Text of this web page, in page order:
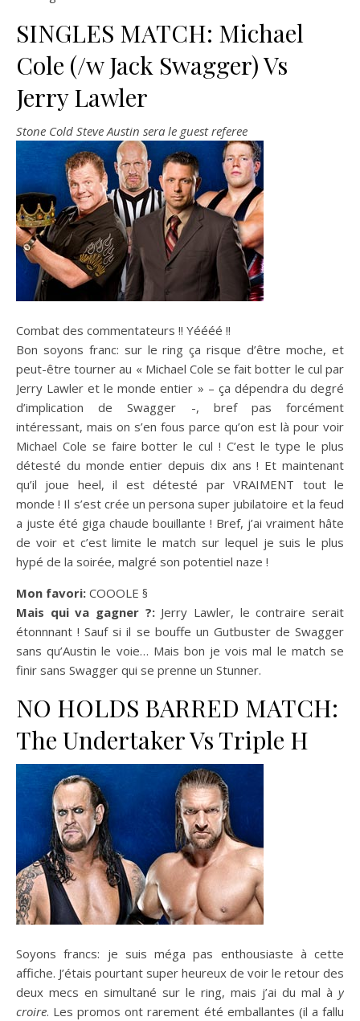
SINGLES MATCH: Michael
Cole (/w Jack Swagger) Vs
Jerry Lawler
Stone Cold Steve Austin sera le guest referee
Combat des commentateurs !! Yéééé !!
Bon soyons franc: sur le ring ça risque d’être moche, et
peut-être tourner au « Michael Cole se fait botter le cul par
Jerry Lawler et le monde entier » – ça dépendra du degré
d’implication de Swagger -, bref pas forcément
intéressant, mais on s’en fous parce qu’on est là pour voir
Michael Cole se faire botter le cul ! C’est le type le plus
détesté du monde entier depuis dix ans ! Et maintenant
qu’il joue heel, il est détesté par VRAIMENT tout le
monde ! Il s’est crée un persona super jubilatoire et la feud
a juste été giga chaude bouillante ! Bref, j’ai vraiment hâte
de voir et c’est limite le match sur lequel je suis le plus
hypé de la soirée, malgré son potentiel naze !
Mon favori: COOOLE §
Mais qui va gagner ?:Jerry Lawler, le contraire serait
étonnnant ! Sauf si il se bouffe un Gutbuster de Swagger
sans qu’Austin le voie… Mais bon je vois mal le match se
finir sans Swagger qui se prenne un Stunner.
NO HOLDS BARRED MATCH:
The Undertaker Vs Triple H
Soyons francs: je suis méga pas enthousiaste à cette
affiche. J’étais pourtant super heureux de voir le retour des
deux mecs en simultané sur le ring, mais j’ai du mal à y
croire. Les promos ont rarement été emballantes (il a fallu